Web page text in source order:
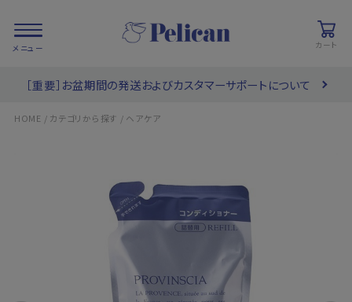
カート
PRODUCTS/ 商品を探す
COLLECTIONS/ ブランド一覧
［重要］お盆期間の発送およびカスタマーサポートについて
HOME / カテゴリから探す / ヘアケア